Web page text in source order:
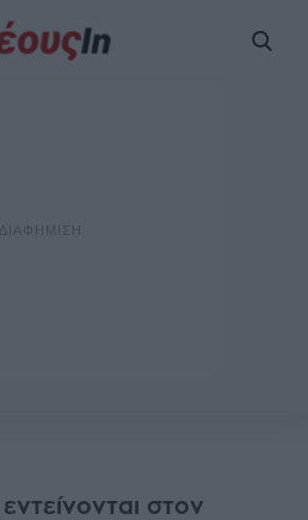
στον